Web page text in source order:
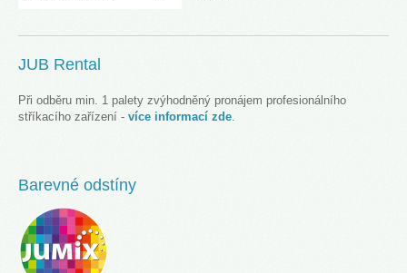
JUB Rental
Při odběru min. 1 palety zvýhodněný pronájem profesionálního
stříkacího zařízení - více informací zde
Barevné odstíny